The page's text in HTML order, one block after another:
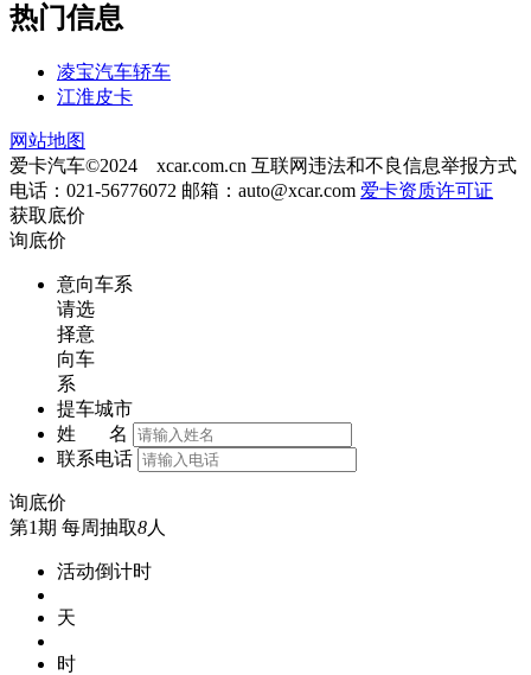
热门信息
凌宝汽车轿车
江淮皮卡
网站地图
爱卡汽车©2024 xcar.com.cn 互联网违法和不良信息举报方式
电话：021-56776072 邮箱： auto@xcar.com 爱卡资质许可证
获取底价
询底价
意向车系
请选
择意
向车
系
提车城市
姓 名
联系电话
询底价
第1期 每周抽取8人
活动倒计时
天
时